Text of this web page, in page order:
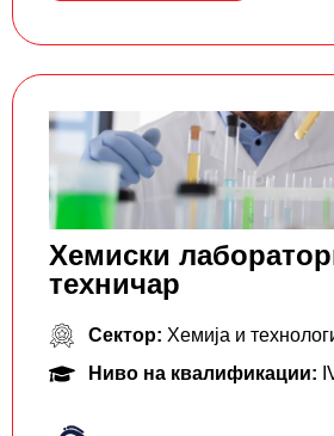
Хемиски
техничар
Сектор: Хемија и
Ниво на квалификации: